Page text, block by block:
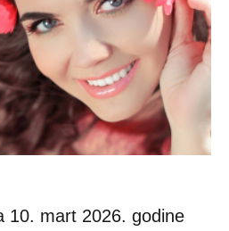
10. mart 2026. godine